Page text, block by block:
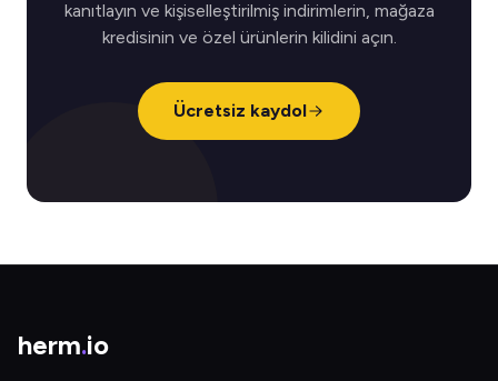
kanıtlayın ve kişiselleştirilmiş indirimlerin, mağaza
kredisinin ve özel ürünlerin kilidini açın.
Ücretsiz kaydol
herm.io